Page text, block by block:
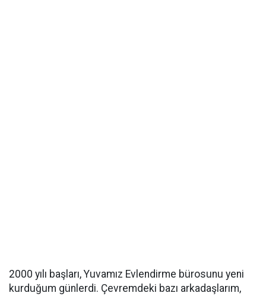
2000 yılı başları, Yuvamız Evlendirme bürosunu yeni
kurduğum günlerdi. Çevremdeki bazı arkadaşlarım,